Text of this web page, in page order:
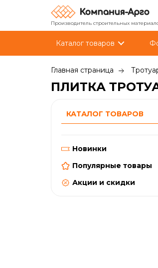
Производитель строительных
Каталог товаров
Главная страница
ПЛИТКА
КАТАЛОГ ТОВАРОВ
Новинки
Популярные товары
Акции и скидки